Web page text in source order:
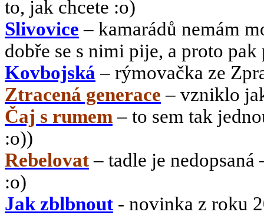
to, jak chcete :o)
Slivovice – kamarádů nemám
dobře se s nimi pije, a proto
Kovbojská – rýmovačka ze
Ztracená generace – vzniklo
Čaj s rumem– to sem tak
:o))
Rebelovat– tadle je
:o)
Jak zblbnout - novinka z roku